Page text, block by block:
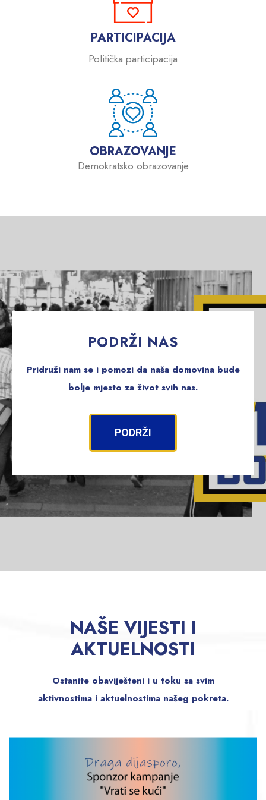
PARTICIPACIJA
Politička participacija
OBRAZOVANJE
Demokratsko obrazovanje
PODRŽI NAS
Pridruži nam se i pomozi da naša domovina bude
bolje mjesto za život svih nas.
PODRŽI
NAŠE VIJESTI I
AKTUELNOSTI
Ostanite obaviješteni i u toku sa svim
aktivnostima i aktuelnostima našeg pokreta.